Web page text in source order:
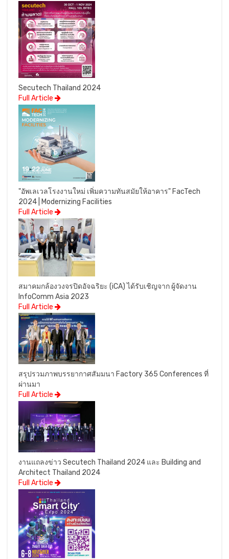
Secutech Thailand 2024
Full Article
"อัพเลเวลโรงงานใหม่ เพิ่มความทันสมัยให้อาคาร" FacTech
2024 | Modernizing Facilities
Full Article
สมาคมกล้องวงจรปิดอัจฉริยะ (iCA) ได้รับเชิญจาก ผู้จัดงาน
InfoComm Asia 2023
Full Article
สรุปรวมภาพบรรยากาศสัมมนา Factory 365 Conferences ที่
ผ่านมา
Full Article
งานแถลงข่าว Secutech Thailand 2024 และ Building and
Architect Thailand 2024
Full Article